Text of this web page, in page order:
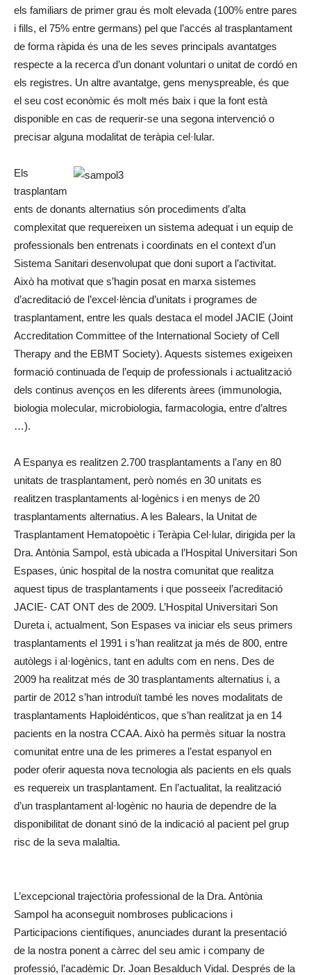
els familiars de primer grau és molt elevada (100% entre pares
i fills, el 75% entre germans) pel que l’accés al trasplantament
de forma ràpida és una de les seves principals avantatges
respecte a la recerca d’un donant voluntari o unitat de cordó en
els registres. Un altre avantatge, gens menyspreable, és que
el seu cost econòmic és molt més baix i que la font està
disponible en cas de requerir-se una segona intervenció o
precisar alguna modalitat de teràpia cel·lular.
Els
trasplantam
ents de donants alternatius són procediments d’alta
complexitat que requereixen un sistema adequat i un equip de
professionals ben entrenats i coordinats en el context d’un
Sistema Sanitari desenvolupat que doni suport a l’activitat.
Això ha motivat que s’hagin posat en marxa sistemes
d’acreditació de l’excel·lència d’unitats i programes de
trasplantament, entre les quals destaca el model JACIE (Joint
Accreditation Committee of the International Society of Cell
Therapy and the EBMT Society). Aquests sistemes exigeixen
formació continuada de l’equip de professionals i actualització
dels continus avenços en les diferents àrees (immunologia,
biologia molecular, microbiologia, farmacologia, entre d’altres
…).
A Espanya es realitzen 2.700 trasplantaments a l’any en 80
unitats de trasplantament, però només en 30 unitats es
realitzen trasplantaments al·logènics i en menys de 20
trasplantaments alternatius. A les Balears, la Unitat de
Trasplantament Hematopoètic i Teràpia Cel·lular, dirigida per la
Dra. Antònia Sampol, està ubicada a l’Hospital Universitari Son
Espases, únic hospital de la nostra comunitat que realitza
aquest tipus de trasplantaments i que posseeix l’acreditació
JACIE- CAT ONT des de 2009. L’Hospital Universitari Son
Dureta i, actualment, Son Espases va iniciar els seus primers
trasplantaments el 1991 i s’han realitzat ja més de 800, entre
autòlegs i al·logènics, tant en adults com en nens. Des de
2009 ha realitzat més de 30 trasplantaments alternatius i, a
partir de 2012 s’han introduït també les noves modalitats de
trasplantaments Haploidénticos, que s’han realitzat ja en 14
pacients en la nostra CCAA. Això ha permès situar la nostra
comunitat entre una de les primeres a l’estat espanyol en
poder oferir aquesta nova tecnologia als pacients en els quals
es requereix un trasplantament. En l’actualitat, la realització
d’un trasplantament al·logènic no hauria de dependre de la
disponibilitat de donant sinó de la indicació al pacient pel grup
risc de la seva malaltia.
L’excepcional trajectòria professional de la Dra. Antònia
Sampol ha aconseguit nombroses publicacions i
Participacions científiques, anunciades durant la presentació
de la nostra ponent a càrrec del seu amic i company de
professió, l’acadèmic Dr. Joan Besalduch Vidal. Després de la